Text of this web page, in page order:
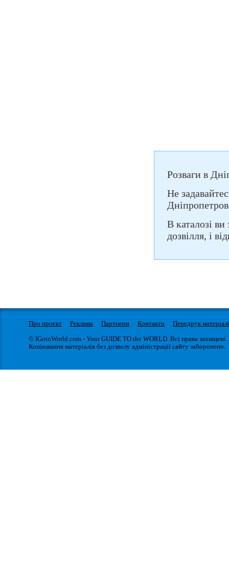
Розваги в
Не
В каталозі ви
дозвілля, і
Про проект Реклама Партнери Контакти
Передрук
© IGotoWorld.com - Your GUIDE TO the WORLD. Всі права захищені.
Копіювання матеріалів без дозволу адміністрації сайту заборонено.